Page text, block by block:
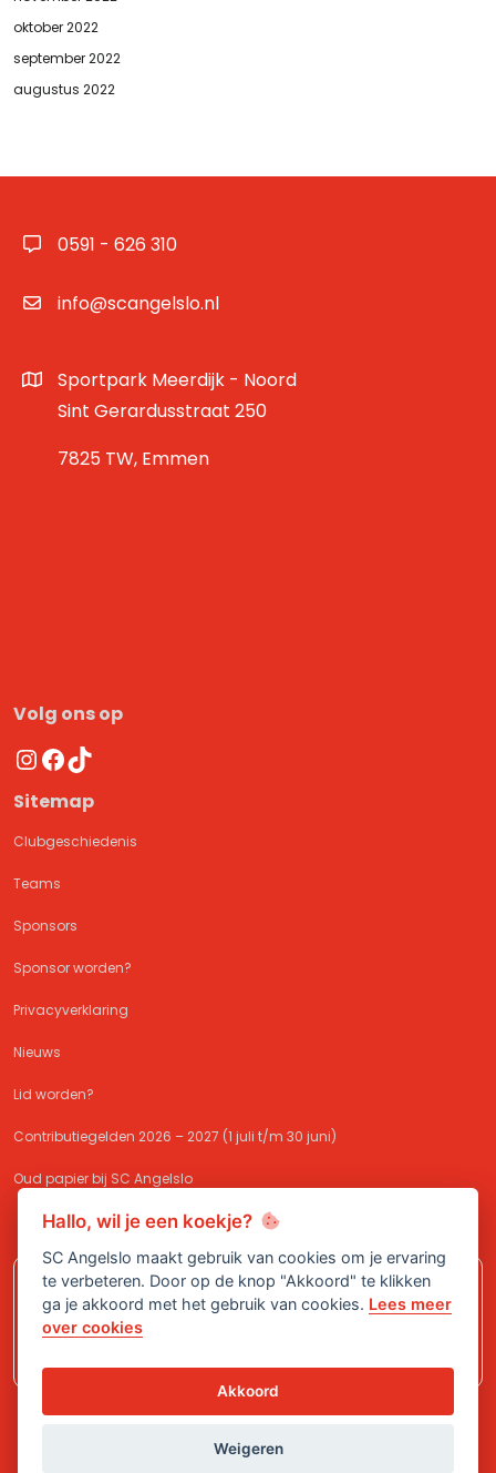
oktober 2022
september 2022
augustus 2022
0591 - 626 310
info@scangelslo.nl
Sportpark Meerdijk - Noord
Sint Gerardusstraat 250
7825 TW, Emmen
Volg ons op
Instagram
Facebook
TikTok
Sitemap
Clubgeschiedenis
Teams
Sponsors
Sponsor worden?
Privacyverklaring
Nieuws
Lid worden?
Contributiegelden 2026 – 2027 (1 juli t/m 30 juni)
Oud papier bij SC Angelslo
Meld je aan bij SC Angelslo en sluit je
Ontwikkeld door
Hallo, wil je een koekje?
SC Angelslo maakt gebruik van cookies om je ervaring
te verbeteren. Door op de knop "Akkoord" te klikken
ga je akkoord met het gebruik van cookies. Lees meer
over cookies
Akkoord
Weigeren